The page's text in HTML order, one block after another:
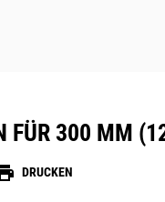
FÜR 300 MM
DRUCKEN